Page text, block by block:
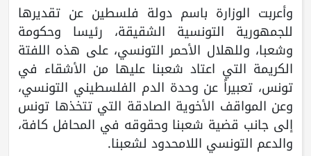
وأعربت الوزارة باسم دولة فلسطين عن تقديرها
للجمهورية التونسية الشقيقة، رئيسا وحكومة
وشعبا، وللهلال الأحمر التونسي، على هذه اللفتة
الكريمة التي اعتاد شعبنا عليها من الأشقاء في
تونس، تعبيراً عن وحدة الدم الفلسطيني التونسي،
وعن المواقف الأخوية الصادقة التي تتخذها تونس
إلى جانب قضية شعبنا وحقوقه في المحافل كافة،
والدعم التونسي اللامحدود لشعبنا.